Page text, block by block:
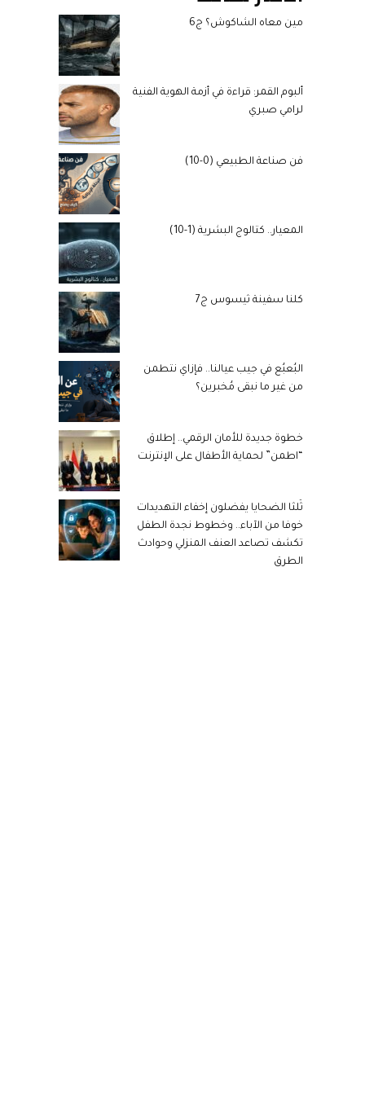
مين معاه الشاكوش؟ ج6
ألبوم القمر: قراءة في أزمة الهوية الفنية
لرامي صبري
فن صناعة الطبيعي (0-10)
المعيار.. كتالوج البشرية (1-10)
كلنا سفينة ثيسوس ج7
البُعبُع في جيب عيالنا.. فإزاي نتطمن
من غير ما نبقى مُخبرين؟
خطوة جديدة للأمان الرقمي.. إطلاق
“اطمن” لحماية الأطفال على الإنترنت
ثُلثا الضحايا يفضلون إخفاء التهديدات
خوفا من الآباء.. وخطوط نجدة الطفل
تكشف تصاعد العنف المنزلي وحوادث
الطرق